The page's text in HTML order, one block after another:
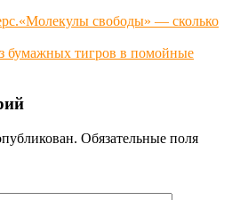
свободы» — сколько
бумажных тигров в помойные
Обязательные поля